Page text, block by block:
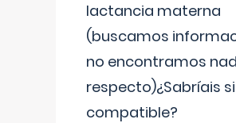
lactancia materna
(buscamos
no encontramos
respecto)¿Sabríais
compatible?